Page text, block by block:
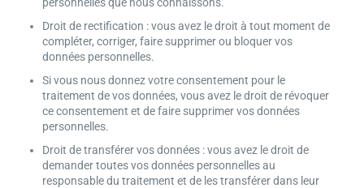
Droit de rectification : vous avez le droit à tout moment de
compléter, corriger, faire supprimer ou bloquer vos
données personnelles.
Si vous nous donnez votre consentement pour le
traitement de vos données, vous avez le droit de révoquer
ce consentement et de faire supprimer vos données
personnelles.
Droit de transférer vos données : vous avez le droit de
demander toutes vos données personnelles au
responsable du traitement et de les transférer dans leur